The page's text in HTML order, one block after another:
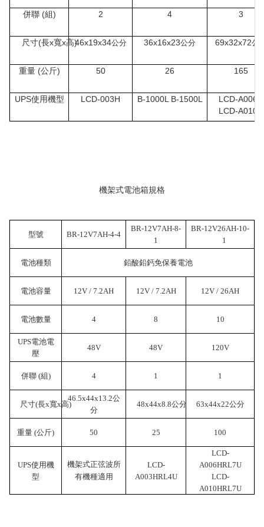
併聯 (組) 2 4 3
尺寸(長x寬x高)46x19x34公分 36x16x23公分 69x32x72公
重量 (公斤) 50 26 165
UPS使用機型 LCD-003H B-1000L B-1500L
LCD-A006H
LCD-A010H
機架式電池箱規格
型號 BR-12V7AH-4-4
BR-12V7AH-8-
1
BR-12V26AH-10-
1
電池種類 鉛酸鉛鈣免保養電池
電池容量 12V / 7.2AH 12V / 7.2AH 12V / 26AH
電池數量 4 8 10
UPS電池電
壓
48V 48V 120V
併聯(組) 4 1 1
尺寸(長x寬x高)
46.5x44x13.2公
分
48x44x8.8公分 63x44x22公分
重量 (公斤) 50 25 100
UPS使用機
型
機架式正弦波所
有機種適用
LCD-
A003HRL4U
LCD-
A006HRL7U
LCD-
A010HRL7U